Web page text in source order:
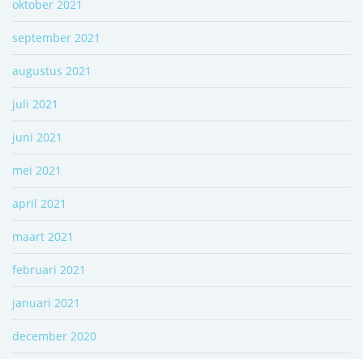
oktober 2021
september 2021
augustus 2021
juli 2021
juni 2021
mei 2021
april 2021
maart 2021
februari 2021
januari 2021
december 2020